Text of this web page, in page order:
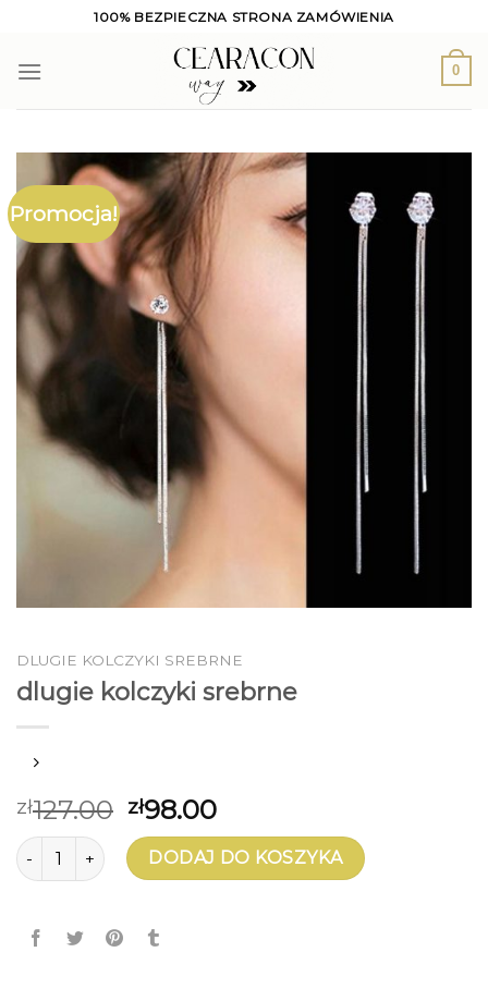
content
100% BEZPIECZNA STRONA ZAMÓWIENIA
0
Promocja!
DLUGIE KOLCZYKI SREBRNE
dlugie kolczyki srebrne
zł127.00 zł98.00
ilość dlugie kolczyki srebrneDODAJ DO KOSZYKA